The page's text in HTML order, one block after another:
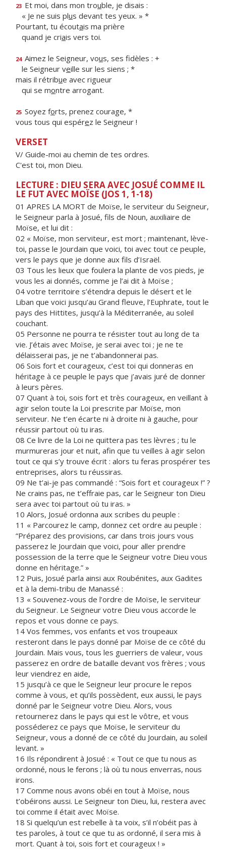
23 Et moi, dans mon trouble, je disais :
« Je ne suis plus devant tes yeux. » *
Pourtant, tu écoutais ma prière
quand je criais vers toi.
24 Aimez le Seigneur, vous, ses fidèles : +
le Seigneur veille sur les siens ; *
mais il rétribue avec rigueur
qui se montre arrogant.
25 Soyez forts, prenez courage, *
vous tous qui espérez le Seigneur !
VERSET
V/ Guide-moi au chemin de tes ordres.
C'est toi, mon Dieu.
LECTURE : DIEU SERA AVEC JOSUÉ COMME IL
LE FUT AVEC MOÏSE (JOS 1, 1-18)
01 APRES LA MORT de Moïse, le serviteur du Seigneur,
le Seigneur parla à Josué, fils de Noun, auxiliaire de
Moïse, et lui dit :
02 « Moïse, mon serviteur, est mort ; maintenant, lève-
toi, passe le Jourdain que voici, toi avec tout ce peuple,
vers le pays que je donne aux fils d’Israël.
03 Tous les lieux que foulera la plante de vos pieds, je
vous les ai donnés, comme je l’ai dit à Moïse ;
04 votre territoire s’étendra depuis le désert et le
Liban que voici jusqu’au Grand fleuve, l’Euphrate, tout le
pays des Hittites, jusqu’à la Méditerranée, au soleil
couchant.
05 Personne ne pourra te résister tout au long de ta
vie. J’étais avec Moïse, je serai avec toi ; je ne te
délaisserai pas, je ne t’abandonnerai pas.
06 Sois fort et courageux, c’est toi qui donneras en
héritage à ce peuple le pays que j’avais juré de donner
à leurs pères.
07 Quant à toi, sois fort et très courageux, en veillant à
agir selon toute la Loi prescrite par Moïse, mon
serviteur. Ne t’en écarte ni à droite ni à gauche, pour
réussir partout où tu iras.
08 Ce livre de la Loi ne quittera pas tes lèvres ; tu le
murmureras jour et nuit, afin que tu veilles à agir selon
tout ce qui s’y trouve écrit : alors tu feras prospérer tes
entreprises, alors tu réussiras.
09 Ne t’ai-je pas commandé : “Sois fort et courageux !” ?
Ne crains pas, ne t’effraie pas, car le Seigneur ton Dieu
sera avec toi partout où tu iras. »
10 Alors, Josué ordonna aux scribes du peuple :
11 « Parcourez le camp, donnez cet ordre au peuple :
“Préparez des provisions, car dans trois jours vous
passerez le Jourdain que voici, pour aller prendre
possession de la terre que le Seigneur votre Dieu vous
donne en héritage.” »
12 Puis, Josué parla ainsi aux Roubénites, aux Gadites
et à la demi-tribu de Manassé :
13 « Souvenez-vous de l’ordre de Moïse, le serviteur
du Seigneur. Le Seigneur votre Dieu vous accorde le
repos et vous donne ce pays.
14 Vos femmes, vos enfants et vos troupeaux
resteront dans le pays donné par Moïse de ce côté du
Jourdain. Mais vous, tous les guerriers de valeur, vous
passerez en ordre de bataille devant vos frères ; vous
leur viendrez en aide,
15 jusqu’à ce que le Seigneur leur procure le repos
comme à vous, et qu’ils possèdent, eux aussi, le pays
donné par le Seigneur votre Dieu. Alors, vous
retournerez dans le pays qui est le vôtre, et vous
posséderez ce pays que Moïse, le serviteur du
Seigneur, vous a donné de ce côté du Jourdain, au soleil
levant. »
16 Ils répondirent à Josué : « Tout ce que tu nous as
ordonné, nous le ferons ; là où tu nous enverras, nous
irons.
17 Comme nous avons obéi en tout à Moïse, nous
t’obéirons aussi. Le Seigneur ton Dieu, lui, restera avec
toi comme il était avec Moïse.
18 Si quelqu’un est rebelle à ta voix, s’il n’obéit pas à
tes paroles, à tout ce que tu as ordonné, il sera mis à
mort. Quant à toi, sois fort et courageux ! »